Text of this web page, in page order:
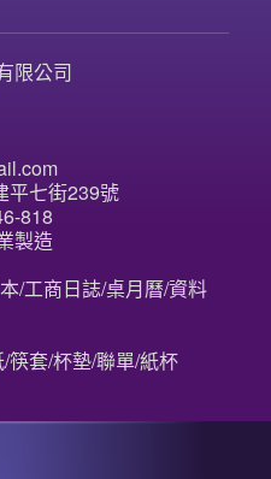
限公司
平七街239號
818
製造
/工商日誌/桌月曆/資料
筷套/杯墊/聯單/紙杯